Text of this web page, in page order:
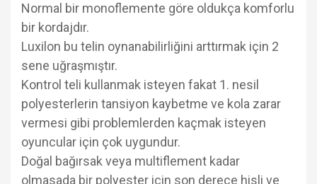
Normal bir monoflemente göre oldukça komforlu
bir kordajdır.
Luxilon bu telin oynanabilirliğini arttırmak için 2
sene uğraşmıştır.
Kontrol teli kullanmak isteyen fakat 1. nesil
polyesterlerin tansiyon kaybetme ve kola zarar
vermesi gibi problemlerden kaçmak isteyen
oyuncular için çok uygundur.
Doğal bağırsak veya multiflement kadar
olmasada bir polyester için son derece hisli ve